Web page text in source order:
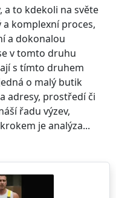
a to kdekoli na světe
komplexní proces,
a dokonalou
v tomto druhu
s tímto druhem
o malý butik
adresy, prostředí či
řadu výzev,
je analýza...